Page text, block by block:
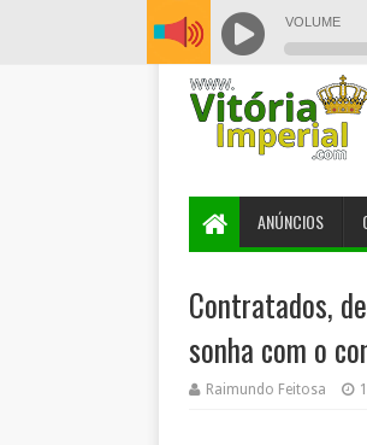
ANÚNCIOS
Contratados,
sonha com o
Raimundo Feitosa